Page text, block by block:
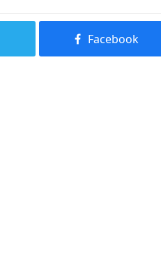
Facebook